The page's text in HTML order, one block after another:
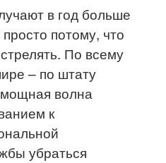
в год больше
потому, что
По всему
– по штату
волна
к
убраться